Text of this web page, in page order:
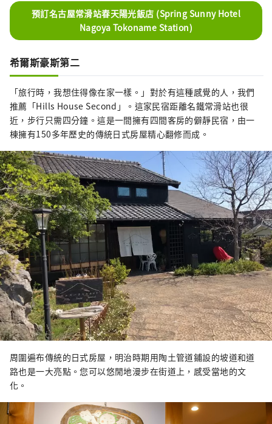
預訂名古屋常滑站春天陽光飯店 (Spring Sunny Hotel
Nagoya Tokoname Station)
希爾斯豪斯第二
「旅行時，我想住得像在家一樣。」對於有這種感覺的人，我們
推薦「Hills House Second」。這家民宿距離名鐵常滑站也很
近，步行只需四分鐘。這是一間擁有四間客房的僻靜民宿，由一
棟擁有150多年歷史的傳統日式房屋精心翻修而成。
周圍遍布傳統的日式房屋，明治時期用陶土管道鋪設的坡道和道
路也是一大亮點。您可以悠閒地漫步在街道上，感受當地的文
化。